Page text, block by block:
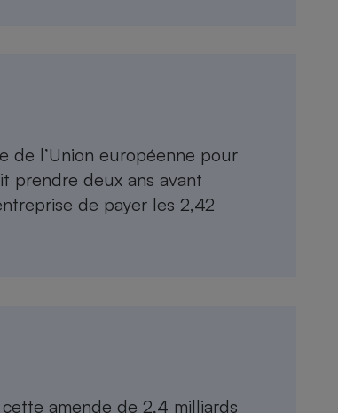
de l’Union européenne pour
prendre deux ans avant
de payer les 2,42
amende de 2,4 milliards